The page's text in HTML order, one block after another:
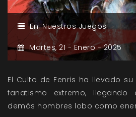
En:Nuestros Juegos
Martes, 21 - Enero -2025
El Culto de Fenris ha llevado
fanatismo extremo,
demás hombres lobo como